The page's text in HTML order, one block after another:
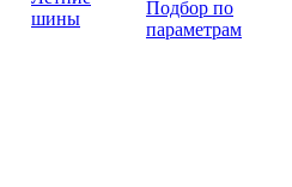
шины
Подбор по
параметрам